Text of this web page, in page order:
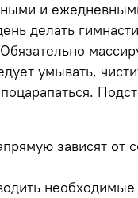
и
делать
умывать,
зависят